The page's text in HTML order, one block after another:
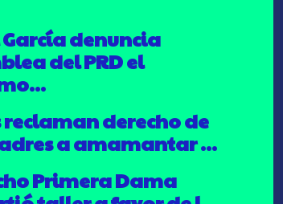
denuncia
del PRD el
reclaman derecho de
a amamantar ...
Primera Dama